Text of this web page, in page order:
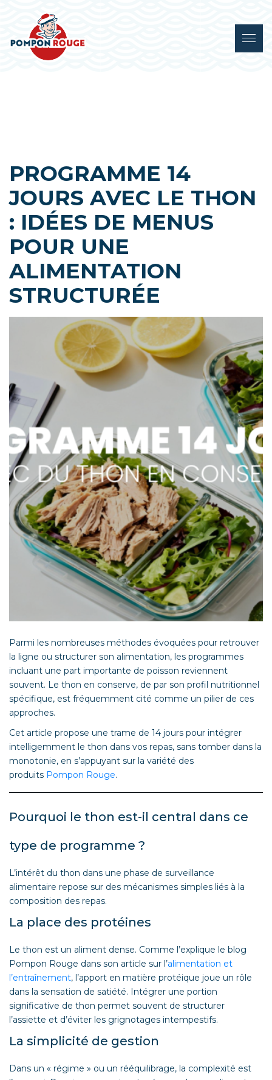
PROGRAMME 14
JOURS AVEC LE THON
: IDÉES DE MENUS
POUR UNE
ALIMENTATION
STRUCTURÉE
Parmi les nombreuses méthodes évoquées pour retrouver
la ligne ou structurer son alimentation, les programmes
incluant une part importante de poisson reviennent
souvent. Le thon en conserve, de par son profil nutritionnel
spécifique, est fréquemment cité comme un pilier de ces
approches.
Cet article propose une trame de 14 jours pour intégrer
intelligemment le thon dans vos repas, sans tomber dans la
monotonie, en s’appuyant sur la variété des
produits Pompon Rouge.
Pourquoi le thon est-il central dans ce
type de programme ?
L’intérêt du thon dans une phase de surveillance
alimentaire repose sur des mécanismes simples liés à la
composition des repas.
La place des protéines
Le thon est un aliment dense. Comme l’explique le blog
Pompon Rouge dans son article sur l’alimentation et
l’entraînement, l’apport en matière protéique joue un rôle
dans la sensation de satiété. Intégrer une portion
significative de thon permet souvent de structurer
l’assiette et d’éviter les grignotages intempestifs.
La simplicité de gestion
Dans un « régime » ou un rééquilibrage, la complexité est